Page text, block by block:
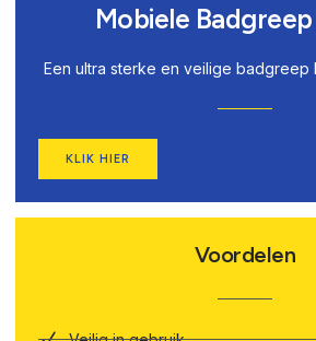
Mobiele
Een ultra sterke en veilige badgreep
KLIK HIER
Voordelen